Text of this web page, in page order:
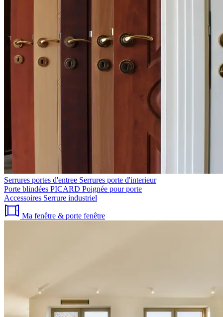
Serrures portes d'entree Serrures porte d'interieur
Porte blindées PICARD Poignée pour porte
Accessoires Serrure industriel
Ma fenêtre & porte fenêtre